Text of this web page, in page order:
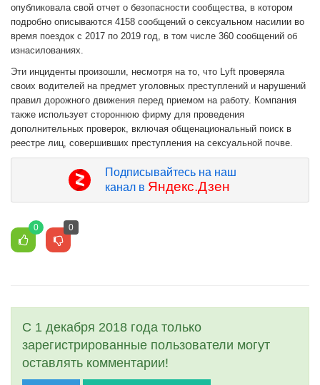
опубликовала свой отчет о безопасности сообщества, в котором
подробно описываются 4158 сообщений о сексуальном насилии во
время поездок с 2017 по 2019 год, в том числе 360 сообщений об
изнасилованиях.
Эти инциденты произошли, несмотря на то, что Lyft проверяла
своих водителей на предмет уголовных преступлений и нарушений
правил дорожного движения перед приемом на работу. Компания
также использует стороннюю фирму для проведения
дополнительных проверок, включая общенациональный поиск в
реестре лиц, совершивших преступления на сексуальной почве.
Подписывайтесь на наш
канал в Яндекс.Дзен
0 0
С 1 декабря 2018 года только
зарегистрированные пользователи могут
оставлять комментарии!